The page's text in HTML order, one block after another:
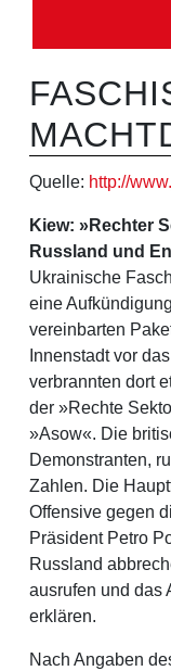
Quelle: http://
Kiew: »Rechter
Russland und
Ukrainische
eine
vereinbarten
Innenstadt vor
verbrannten dort
der »Rechte
»Asow«. Die
Demonstranten,
Zahlen. Die
Offensive gegen
Präsident Petro
Russland
ausrufen und das
erklären.
Nach Angaben